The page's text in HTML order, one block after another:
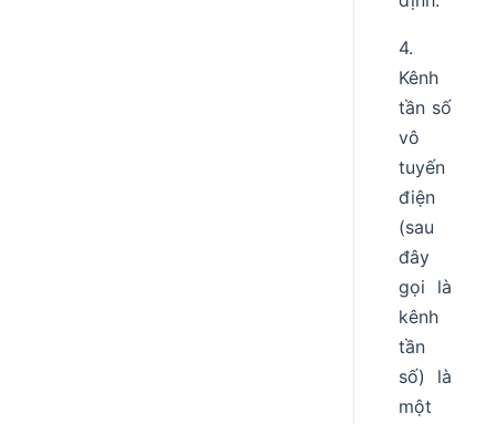
4.
Kênh
tần số
vô
tuyến
điện
(sau
đây
gọi là
kênh
tần
số) là
một